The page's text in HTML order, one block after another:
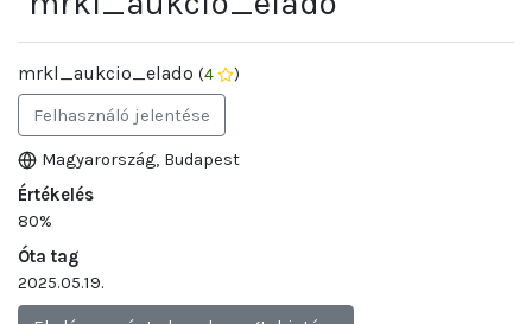
mrkl_aukcio_elado (4 )
Felhasználó jelentése
Magyarország, Budapest
Értékelés
80%
Óta tag
2025.05.19.